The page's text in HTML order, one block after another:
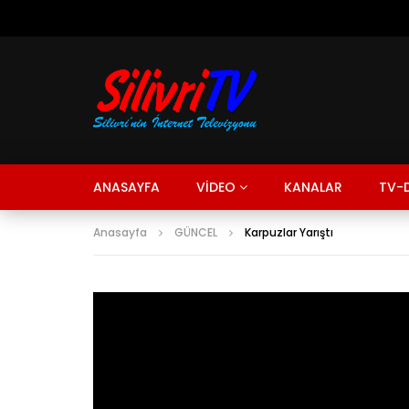
ANASAYFA VİDEO KANALAR TV-
Anasayfa GÜNCEL Karpuzlar Yarıştı